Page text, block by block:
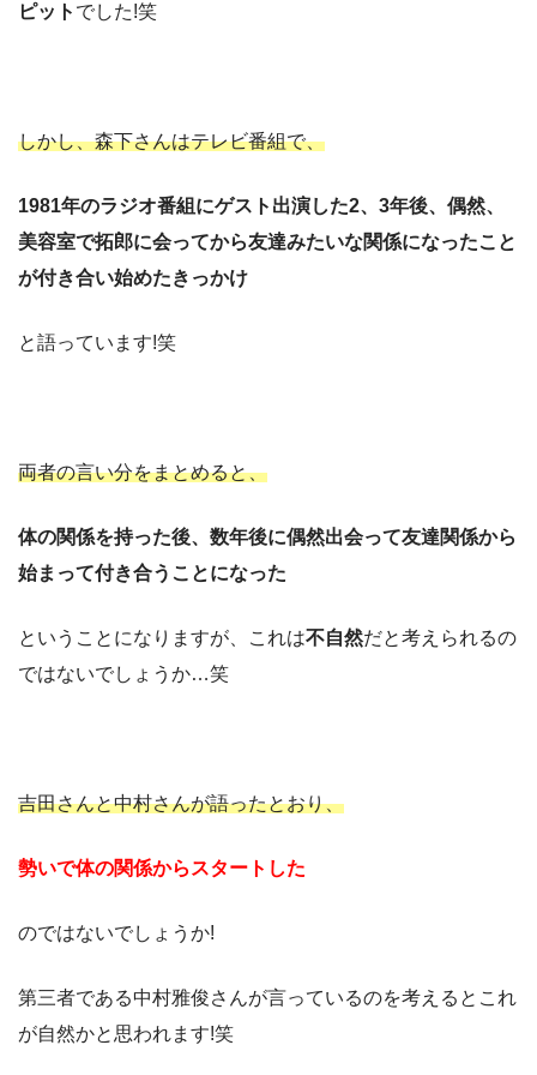
ピット でした!笑
しかし、森下さんはテレビ番組で、
1981年のラジオ番組にゲスト出演した2、3年後、偶然、
美容室で拓郎に会ってから友達みたいな関係になったこと
が付き合い始めたきっかけ
と語っています!笑
両者の言い分をまとめると、
体の関係を持った後、数年後に偶然出会って友達関係から
始まって付き合うことになった
ということになりますが、これは不自然だと考えられるの
ではないでしょうか…笑
吉田さんと中村さんが語ったとおり、
勢いで体の関係からスタートした
のではないでしょうか!
第三者である中村雅俊さんが言っているのを考えるとこれ
が自然かと思われます!笑